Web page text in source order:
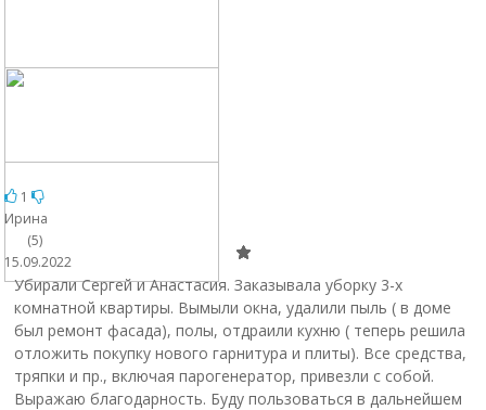
1
Ирина
(5)
15.09.2022
Убирали Сергей и Анастасия. Заказывала уборку 3-х
комнатной квартиры. Вымыли окна, удалили пыль ( в доме
был ремонт фасада), полы, отдраили кухню ( теперь решила
отложить покупку нового гарнитура и плиты). Все средства,
тряпки и пр., включая парогенератор, привезли с собой.
Выражаю благодарность. Буду пользоваться в дальнейшем